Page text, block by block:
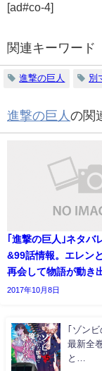
[ad#co-4]
関連キーワード
進撃の巨人 別
進撃の巨人 の関
｢進撃の巨人｣ネタバ
&99話情報。エレン
再会して物語が動き
2017年10月8日
｢ゾン
最新全
と…